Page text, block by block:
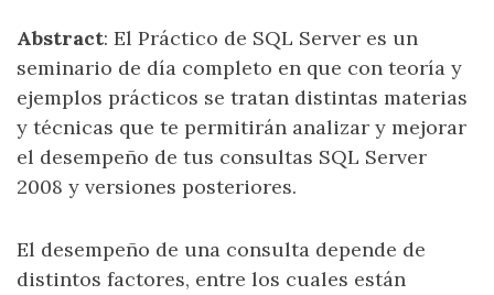
Abstract: El Práctico de SQL Server es un
seminario de día completo en que con teoría y
ejemplos prácticos se tratan distintas materias
y técnicas que te permitirán analizar y mejorar
el desempeño de tus consultas SQL Server
2008 y versiones posteriores.
El desempeño de una consulta depende de
distintos factores, entre los cuales están